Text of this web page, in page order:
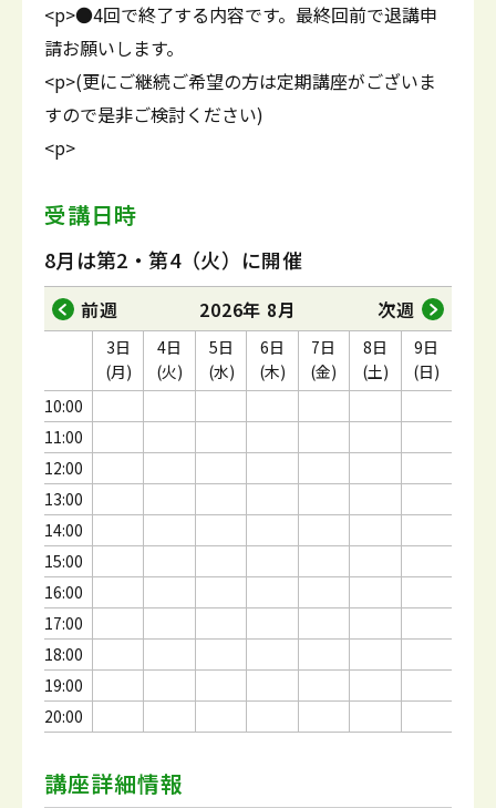
<p>●4回で終了する内容です。最終回前で退講申
請お願いします。
<p>(更にご継続ご希望の方は定期講座がございま
すので是非ご検討ください)
<p>
受講日時
8月は第2・第4（火）に開催
前週 2026年 8月 次週
10:00
11:00
12:00
13:00
14:00
15:00
16:00
17:00
18:00
19:00
20:00
3日
(月)
4日
(火)
5日
(水)
6日
(木)
7日
(金)
8日
(土)
9日
(日)
講座詳細情報